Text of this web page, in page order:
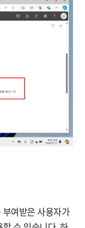
여받은 사용자가